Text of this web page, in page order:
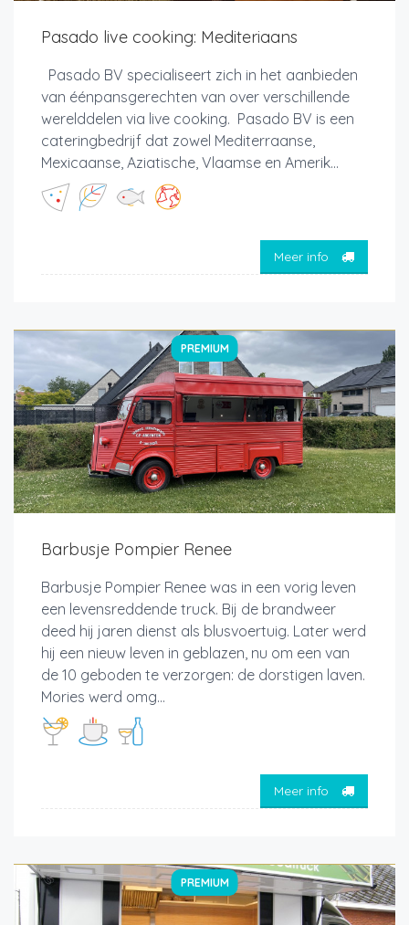
Pasado live cooking: Mediteriaans
Pasado BV specialiseert zich in het aanbieden
van éénpansgerechten van over verschillende
werelddelen via live cooking. Pasado BV is een
cateringbedrijf dat zowel Mediterraanse,
Mexicaanse, Aziatische, Vlaamse en Amerik...
Meer info
PREMIUM
Barbusje Pompier Renee
Barbusje Pompier Renee was in een vorig leven
een levensreddende truck. Bij de brandweer
deed hij jaren dienst als blusvoertuig. Later werd
hij een nieuw leven in geblazen, nu om een van
de 10 geboden te verzorgen: de dorstigen laven.
Mories werd omg...
Meer info
PREMIUM